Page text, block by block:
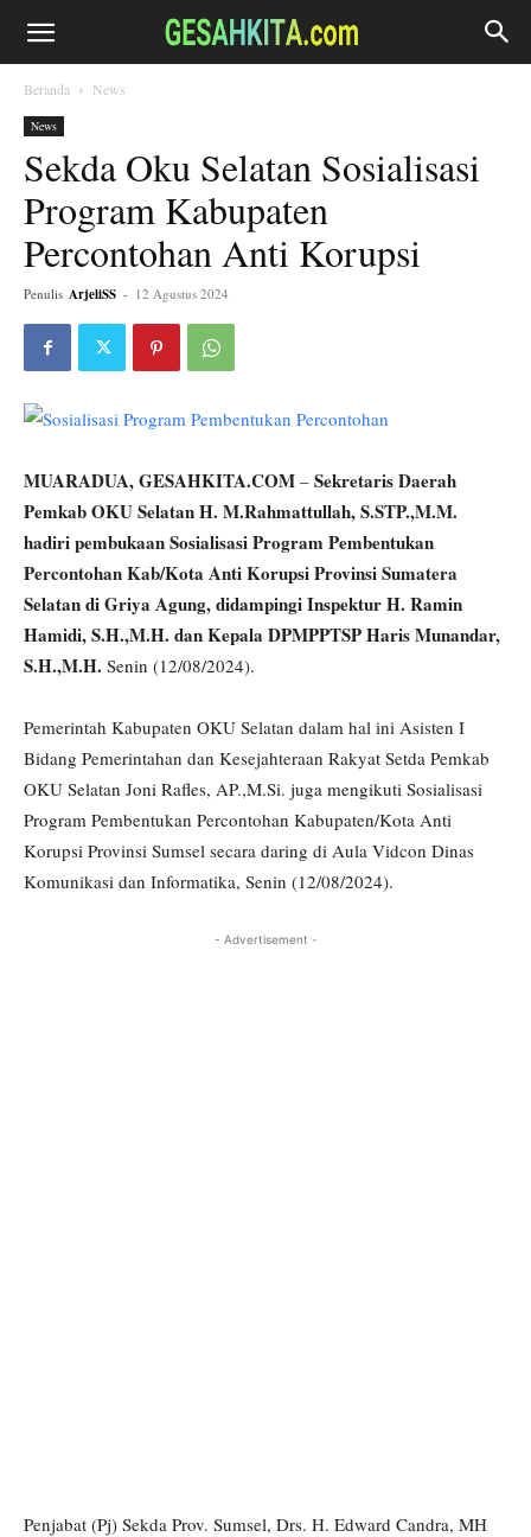
Beranda News
News
Sekda Oku Selatan Sosialisasi
Program Kabupaten
Percontohan Anti Korupsi
Penulis ArjeliSS - 12 Agustus 2024
MUARADUA, GESAHKITA.COM – Sekretaris Daerah
Pemkab OKU Selatan H. M.Rahmattullah, S.STP.,M.M.
hadiri pembukaan Sosialisasi Program Pembentukan
Percontohan Kab/Kota Anti Korupsi Provinsi Sumatera
Selatan di Griya Agung, didampingi Inspektur H. Ramin
Hamidi, S.H.,M.H. dan Kepala DPMPPTSP Haris Munandar,
S.H.,M.H. Senin (12/08/2024).
Pemerintah Kabupaten OKU Selatan dalam hal ini Asisten I
Bidang Pemerintahan dan Kesejahteraan Rakyat Setda Pemkab
OKU Selatan Joni Rafles, AP.,M.Si. juga mengikuti Sosialisasi
Program Pembentukan Percontohan Kabupaten/Kota Anti
Korupsi Provinsi Sumsel secara daring di Aula Vidcon Dinas
Komunikasi dan Informatika, Senin (12/08/2024).
- Advertisement -
Penjabat (Pj) Sekda Prov. Sumsel, Drs. H. Edward Candra, MH